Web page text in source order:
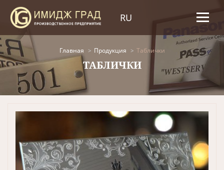
RU
Главная Продукция Таблички
ТАБЛИЧКИ